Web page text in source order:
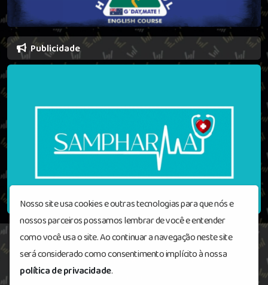
Publicidade
Nosso site usa cookies e outras tecnologias para que nós e
nossos parceiros possamos lembrar de você e entender
como você usa o site. Ao continuar a navegação neste site
será considerado como consentimento implícito à nossa
política de privacidade.
Radioblackoutrock© Todos os direitos
reservados.